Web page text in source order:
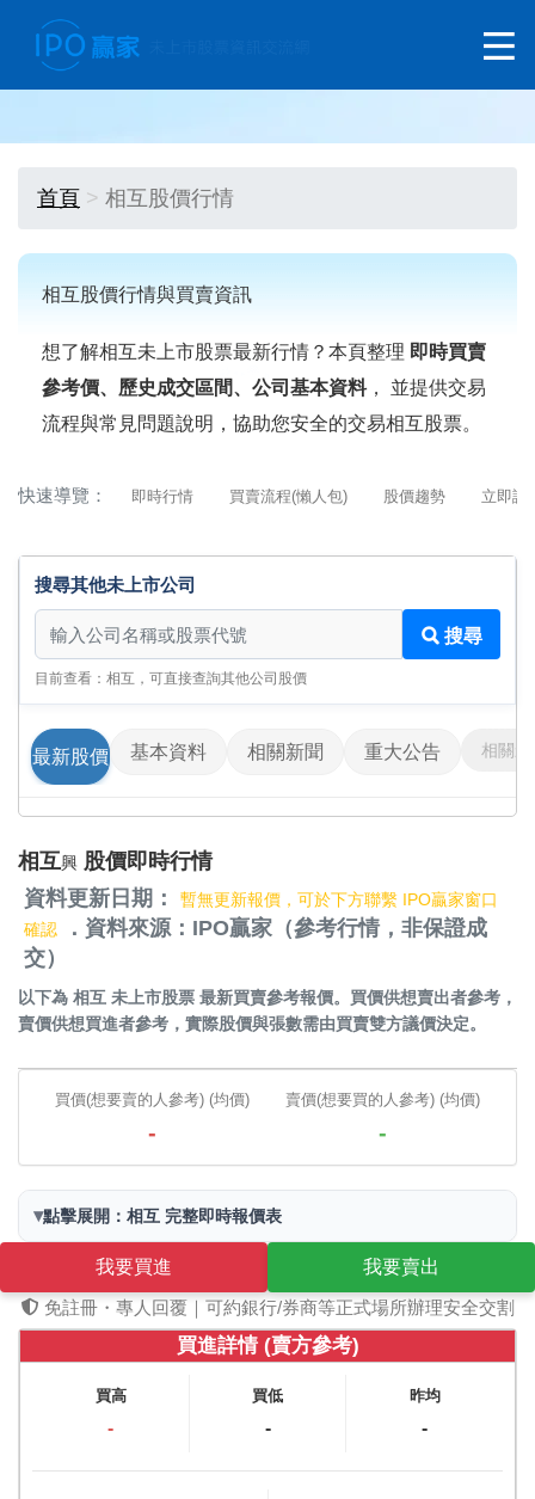
首頁 相互股價行情
相互股價行情與買賣資訊
想了解相互未上市股票最新行情？本頁整理 即時買賣
參考價、歷史成交區間、公司基本資料， 並提供交易
流程與常見問題說明，協助您安全的交易相互股票。
快速導覽： 即時行情 買賣流程(懶人包) 股價趨勢 立即詢
搜尋其他未上市公司
搜尋其他未上市公司
搜尋
目前查看：相互，可直接查詢其他公司股價
最新股價 基本資料 相關新聞 重大公告 相關影
相互興 股價即時行情
資料更新日期：
暫無更新報價，可於下方聯繫 IPO贏家窗口
確認
．資料來源：IPO贏家（參考行情，非保證成
交）
以下為 相互 未上市股票 最新買賣參考報價。買價供想賣出者參考，
賣價供想買進者參考，實際股價與張數需由買賣雙方議價決定。
買價(想要賣的人參考) (均價)
-
賣價(想要買的人參考) (均價)
-
▾點擊展開：相互 完整即時報價表
我要買進
我要賣出
免註冊・專人回覆｜可約銀行/券商等正式場所辦理安全交割
買進詳情 (賣方參考)
買高
-
買低
-
昨均
-